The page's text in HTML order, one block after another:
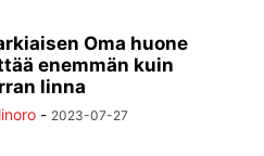
Oma huone
enemmän kuin
linna
- 2023-07-27